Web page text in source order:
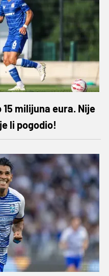
milijuna eura. Nije
li pogodio!